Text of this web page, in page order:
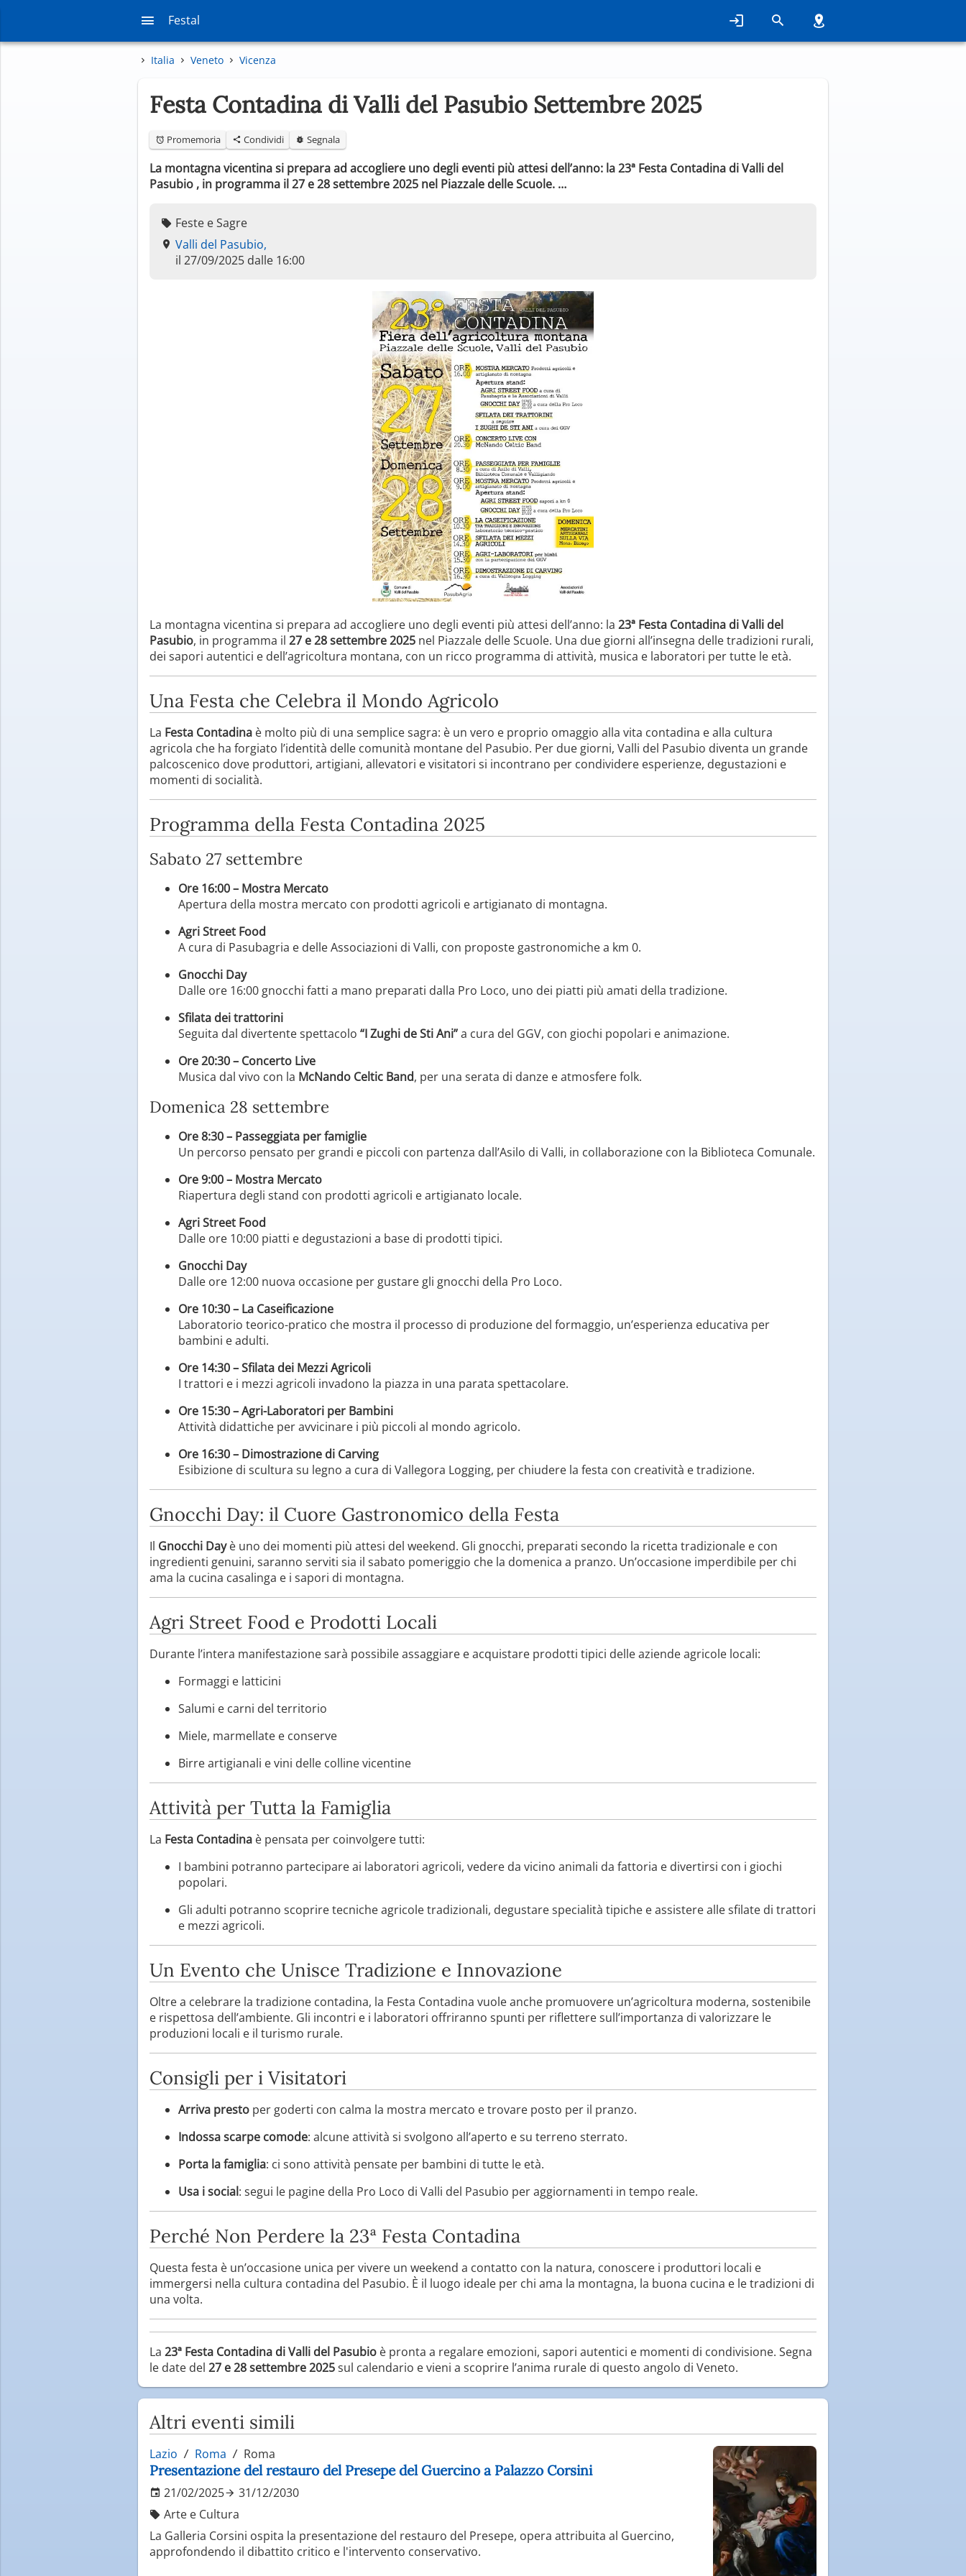
Festal
Italia Veneto Vicenza
Festa Contadina di Valli del Pasubio Settembre 2025
Promemoria Condividi Segnala
La montagna vicentina si prepara ad accogliere uno degli eventi più attesi dell’anno: la 23ª Festa Contadina di Valli del
Pasubio , in programma il 27 e 28 settembre 2025 nel Piazzale delle Scuole. …
Feste e Sagre
Valli del Pasubio,
il 27/09/2025 dalle 16:00
La montagna vicentina si prepara ad accogliere uno degli eventi più attesi dell’anno: la 23ª Festa Contadina di Valli del
Pasubio, in programma il 27 e 28 settembre 2025 nel Piazzale delle Scuole. Una due giorni all’insegna delle tradizioni rurali,
dei sapori autentici e dell’agricoltura montana, con un ricco programma di attività, musica e laboratori per tutte le età.
Una Festa che Celebra il Mondo Agricolo
La Festa Contadina è molto più di una semplice sagra: è un vero e proprio omaggio alla vita contadina e alla cultura
agricola che ha forgiato l’identità delle comunità montane del Pasubio. Per due giorni, Valli del Pasubio diventa un grande
palcoscenico dove produttori, artigiani, allevatori e visitatori si incontrano per condividere esperienze, degustazioni e
momenti di socialità.
Programma della Festa Contadina 2025
Sabato 27 settembre
Ore 16:00 – Mostra Mercato
Apertura della mostra mercato con prodotti agricoli e artigianato di montagna.
Agri Street Food
A cura di Pasubagria e delle Associazioni di Valli, con proposte gastronomiche a km 0.
Gnocchi Day
Dalle ore 16:00 gnocchi fatti a mano preparati dalla Pro Loco, uno dei piatti più amati della tradizione.
Sfilata dei trattorini
Seguita dal divertente spettacolo “I Zughi de Sti Ani”a cura del GGV, con giochi popolari e animazione.
Ore 20:30 – Concerto Live
Musica dal vivo con la McNando Celtic Band, per una serata di danze e atmosfere folk.
Domenica 28 settembre
Ore 8:30 – Passeggiata per famiglie
Un percorso pensato per grandi e piccoli con partenza dall’Asilo di Valli, in collaborazione con la Biblioteca Comunale.
Ore 9:00 – Mostra Mercato
Riapertura degli stand con prodotti agricoli e artigianato locale.
Agri Street Food
Dalle ore 10:00 piatti e degustazioni a base di prodotti tipici.
Gnocchi Day
Dalle ore 12:00 nuova occasione per gustare gli gnocchi della Pro Loco.
Ore 10:30 – La Caseificazione
Laboratorio teorico-pratico che mostra il processo di produzione del formaggio, un’esperienza educativa per
bambini e adulti.
Ore 14:30 – Sfilata dei Mezzi Agricoli
I trattori e i mezzi agricoli invadono la piazza in una parata spettacolare.
Ore 15:30 – Agri-Laboratori per Bambini
Attività didattiche per avvicinare i più piccoli al mondo agricolo.
Ore 16:30 – Dimostrazione di Carving
Esibizione di scultura su legno a cura di Vallegora Logging, per chiudere la festa con creatività e tradizione.
Gnocchi Day: il Cuore Gastronomico della Festa
Il Gnocchi Dayè uno dei momenti più attesi del weekend. Gli gnocchi, preparati secondo la ricetta tradizionale e con
ingredienti genuini, saranno serviti sia il sabato pomeriggio che la domenica a pranzo. Un’occasione imperdibile per chi
ama la cucina casalinga e i sapori di montagna.
Agri Street Food e Prodotti Locali
Durante l’intera manifestazione sarà possibile assaggiare e acquistare prodotti tipici delle aziende agricole locali:
Formaggi e latticini
Salumi e carni del territorio
Miele, marmellate e conserve
Birre artigianali e vini delle colline vicentine
Attività per Tutta la Famiglia
La Festa Contadina è pensata per coinvolgere tutti:
I bambini potranno partecipare ai laboratori agricoli, vedere da vicino animali da fattoria e divertirsi con i giochi
popolari.
Gli adulti potranno scoprire tecniche agricole tradizionali, degustare specialità tipiche e assistere alle sfilate di trattori
e mezzi agricoli.
Un Evento che Unisce Tradizione e Innovazione
Oltre a celebrare la tradizione contadina, la Festa Contadina vuole anche promuovere un’agricoltura moderna, sostenibile
e rispettosa dell’ambiente. Gli incontri e i laboratori offriranno spunti per riflettere sull’importanza di valorizzare le
produzioni locali e il turismo rurale.
Consigli per i Visitatori
Arriva presto per goderti con calma la mostra mercato e trovare posto per il pranzo.
Indossa scarpe comode: alcune attività si svolgono all’aperto e su terreno sterrato.
Porta la famiglia: ci sono attività pensate per bambini di tutte le età.
Usa i social: segui le pagine della Pro Loco di Valli del Pasubio per aggiornamenti in tempo reale.
Perché Non Perdere la 23ª Festa Contadina
Questa festa è un’occasione unica per vivere un weekend a contatto con la natura, conoscere i produttori locali e
immergersi nella cultura contadina del Pasubio. È il luogo ideale per chi ama la montagna, la buona cucina e le tradizioni di
una volta.
La 23ª Festa Contadina di Valli del Pasubio è pronta a regalare emozioni, sapori autentici e momenti di condivisione. Segna
le date del 27 e 28 settembre 2025sul calendario e vieni a scoprire l’anima rurale di questo angolo di Veneto.
Altri eventi simili
Lazio Roma Roma
Presentazione del restauro del Presepe del Guercino a Palazzo Corsini
21/02/2025
31/12/2030
Arte e Cultura
La Galleria Corsini ospita la presentazione del restauro del Presepe, opera attribuita al Guercino,
approfondendo il dibattito critico e l'intervento conservativo.